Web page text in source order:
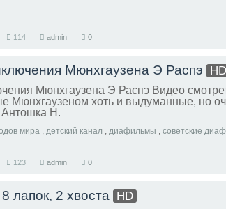
114 admin 0
Мюнхгаузена Э Распэ HD
Мюнхгаузена Э Распэ Видео
Мюнхгаузеном хоть и выдуманные, но
Антошка Н.
мира , детский канал , диафильмы , советские
123 admin 0
лапок, 2 хвоста HD